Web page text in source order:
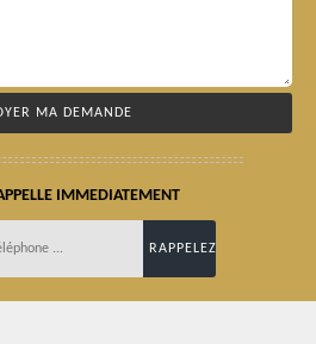
IMMEDIATEMENT